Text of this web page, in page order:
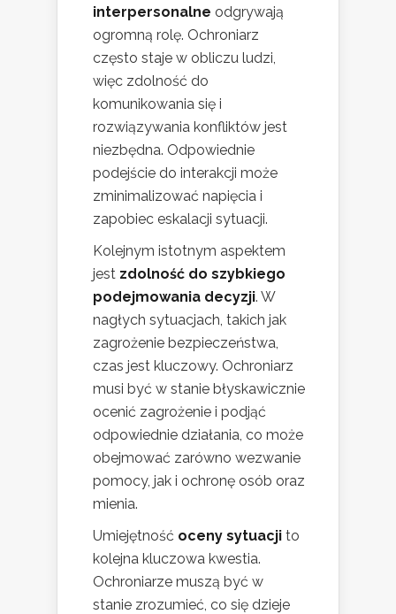
interpersonalne odgrywają
ogromną rolę. Ochroniarz
często staje w obliczu ludzi,
więc zdolność do
komunikowania się i
rozwiązywania konfliktów jest
niezbędna. Odpowiednie
podejście do interakcji może
zminimalizować napięcia i
zapobiec eskalacji sytuacji.
Kolejnym istotnym aspektem
jest zdolność do szybkiego
podejmowania decyzji. W
nagłych sytuacjach, takich jak
zagrożenie bezpieczeństwa,
czas jest kluczowy. Ochroniarz
musi być w stanie błyskawicznie
ocenić zagrożenie i podjąć
odpowiednie działania, co może
obejmować zarówno wezwanie
pomocy, jak i ochronę osób oraz
mienia.
Umiejętność oceny sytuacji to
kolejna kluczowa kwestia.
Ochroniarze muszą być w
stanie zrozumieć, co się dzieje